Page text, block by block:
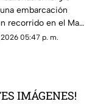
de Cortés
embarcación
recorrido en el Mar
El avistamiento fue
05:47 p. m.
IMÁGENES!